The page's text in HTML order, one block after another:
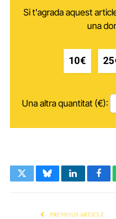
Si t'agrada aquest
una
10€
Una altra quantitat (€):
TwitterBlueskyLinkedIn
PREVIOUS ARTICLE